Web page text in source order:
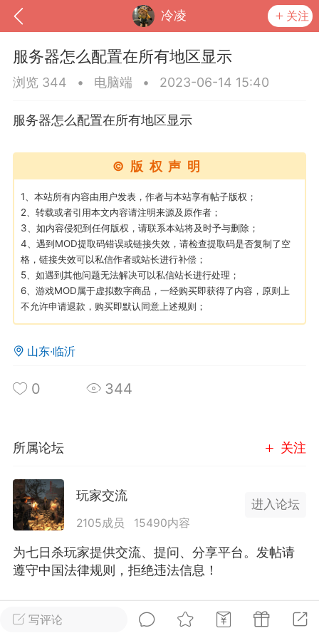
冷凌 关注
我的钱包 道具 排行榜
MOD下载 攻略教程 联机招募
大人
Lv.8
作弊模组的发布规范近期收到一些信息
环境，中文网特此发布以下声明，规范
模组的发布行为：1. *...
汉
72 2.21w
大人
Lv.8
写评论
服务器怎么配置在所有地区显示
浏览 344 • 电脑端 • 2023-06-14 15:40
服务器怎么配置在所有地区显示
©版权声明
1、本站所有内容由用户发表，作者与本站享有帖子版权；
2、转载或者引用本文内容请注明来源及原作者；
3、如内容侵犯到任何版权，请联系本站将及时予与删除；
4、遇到MOD提取码错误或链接失效，请检查提取码是否复制了空
格，链接失效可以私信作者或站长进行补偿；
5、如遇到其他问题无法解决可以私信站长进行处理；
6、游戏MOD属于虚拟数字商品，一经购买即获得了内容，原则上
不允许申请退款，购买即默认同意上述规则；
山东·临沂
0 344
所属论坛 关注
玩家交流
2105成员 15490内容
进入论坛
为七日杀玩家提供交流、提问、分享平台。发帖请
遵守中国法律规则，拒绝违法信息！
全部 0 正序